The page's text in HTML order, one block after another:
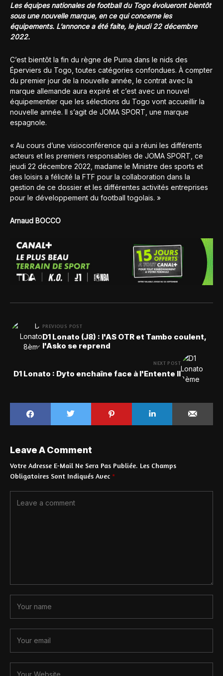
Les équipes nationales de football du Togo évolueront bientôt
sous une nouvelle marque, en ce qui concerne les
équipements. L’annonce a été faite, le jeudi 22 décembre
2022.
C’est bientôt la fin du règne de Puma dans le nids des
Éperviers du Togo, toutes catégories confondues. À compter
du premier jour de la nouvelle année, le contrat avec la
marque allemande aura expiré et c’est avec un nouvel
équipementier que les sélections du Togo vont accueillir la
nouvelle année. Il s’agit de JOMA SPORT, une marque
espagnole.
« Au cours d’une visioconférence qui a réuni les différents
acteurs et les premiers responsables de JOMA SPORT, ce
jeudi 22 décembre 2022, madame le Ministre des sports et
des loisirs a félicité la FTF pour la collaboration dans la
gestion de ce dossier et les différentes activités entreprises
pour le développement du football togolais. »
Arnaud BOCCO
PREVIOUS POST
D1 Lonato (J8) : l'AS OTR et Tambo coulent,
l'Asko se reprend
NEXT POST
D1 Lonato : Dyto enchaîne face à l'Entente II
Leave A Comment
Votre Adresse E-Mail Ne Sera Pas Publiée. Les Champs
Obligatoires Sont Indiqués Avec *